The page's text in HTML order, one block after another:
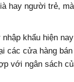
hay người trẻ,
nhập khẩu hiện
các cửa hàng
với ngân sách